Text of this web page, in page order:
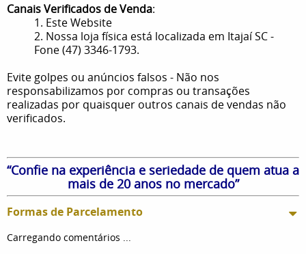
Canais Verificados de Venda:
1. Este Website
2. Nossa loja física está localizada em Itajaí SC -
Fone (47) 3346-1793.
Evite golpes ou anúncios falsos - Não nos
responsabilizamos por compras ou transações
realizadas por quaisquer outros canais de vendas não
verificados.
“Confie na experiência e seriedade de quem atua a
mais de 20 anos no mercado”
Formas de Parcelamento
Carregando comentários ...